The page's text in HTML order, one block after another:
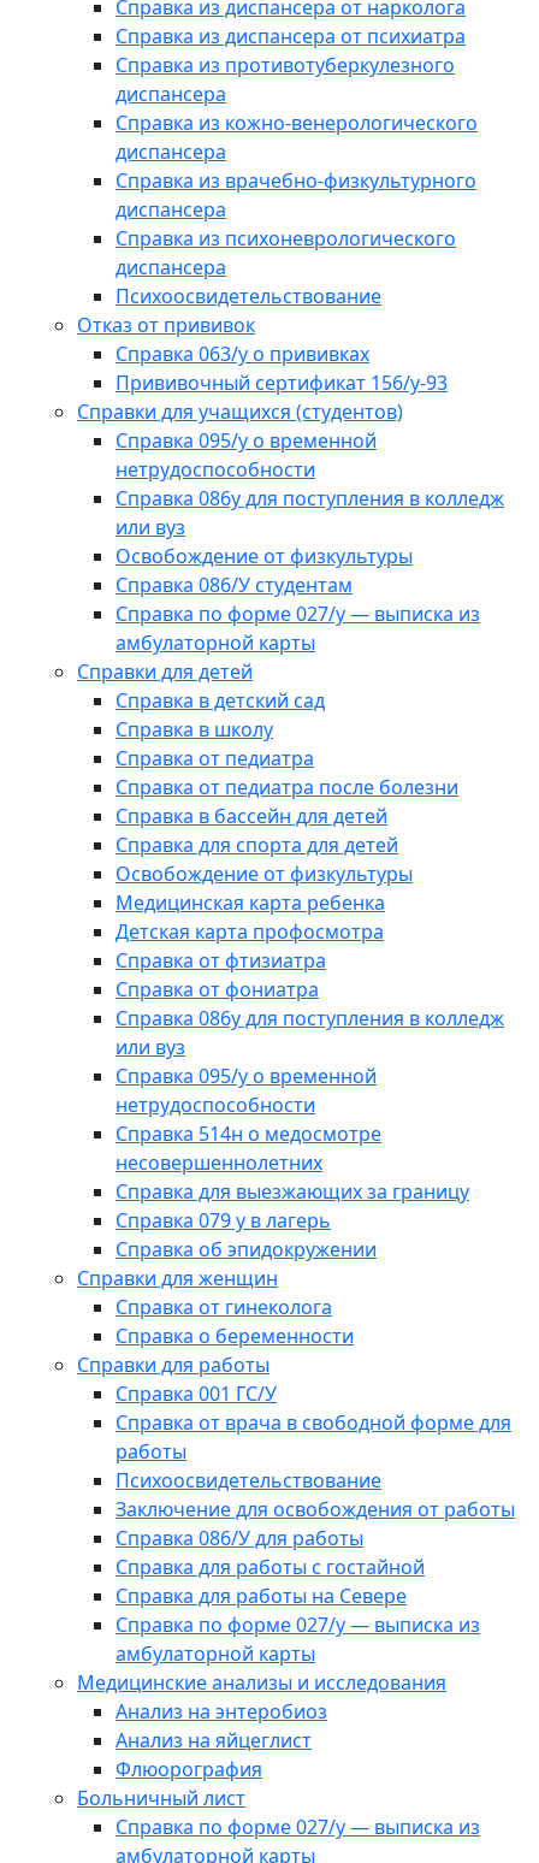
Справка из диспансера от нарколога
Справка из диспансера от психиатра
Справка из противотуберкулезного
диспансера
Справка из кожно-венерологического
диспансера
Справка из врачебно-физкультурного
диспансера
Справка из психоневрологического
диспансера
Психоосвидетельствование
Отказ от прививок
Справка 063/у о прививках
Прививочный сертификат 156/у-93
Справки для учащихся (студентов)
Справка 095/у о временной
нетрудоспособности
Справка 086у для поступления в колледж
или вуз
Освобождение от физкультуры
Справка 086/У студентам
Справка по форме 027/у — выписка из
амбулаторной карты
Справки для детей
Справка в детский сад
Справка в школу
Справка от педиатра
Справка от педиатра после болезни
Справка в бассейн для детей
Справка для спорта для детей
Освобождение от физкультуры
Медицинская карта ребенка
Детская карта профосмотра
Справка от фтизиатра
Справка от фониатра
Справка 086у для поступления в колледж
или вуз
Справка 095/у о временной
нетрудоспособности
Справка 514н о медосмотре
несовершеннолетних
Справка для выезжающих за границу
Справка 079 у в лагерь
Справка об эпидокружении
Справки для женщин
Справка от гинеколога
Справка о беременности
Справки для работы
Справка 001 ГС/У
Справка от врача в свободной форме для
работы
Психоосвидетельствование
Заключение для освобождения от работы
Справка 086/У для работы
Справка для работы с гостайной
Справка для работы на Севере
Справка по форме 027/у — выписка из
амбулаторной карты
Медицинские анализы и исследования
Анализ на энтеробиоз
Анализ на яйцеглист
Флюорография
Больничный лист
Справка по форме 027/у — выписка из
амбулаторной карты